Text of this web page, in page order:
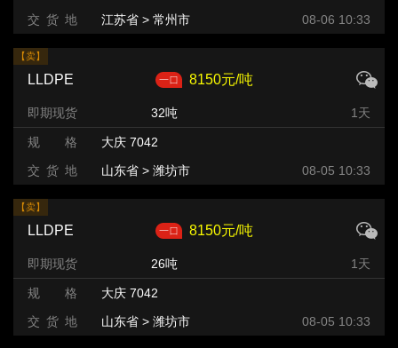
交 货 地
江苏省 > 常州市 08-06 10:33
【卖】
LLDPE 8150元/吨
即期现货 32吨 1天
规 格
大庆 7042
交 货 地
山东省 > 潍坊市 > 08-05 10:33
【卖】
LLDPE 8150元/吨
即期现货 26吨 1天
规 格
大庆 7042
交 货 地
山东省 > 潍坊市 > 08-05 10:33